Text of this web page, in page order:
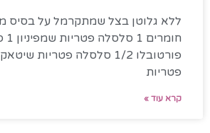
ללא גלוטן בצל שמתקרמל על בסיס
פטריות
קרא עוד »